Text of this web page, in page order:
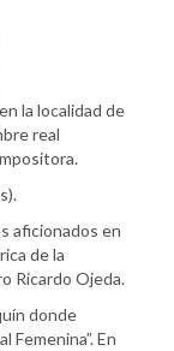
la localidad de
real
aficionados en
de la
Ricardo Ojeda.
donde
Femenina”. En